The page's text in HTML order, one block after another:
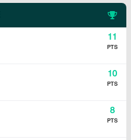
11
PTS
10
PTS
8
PTS